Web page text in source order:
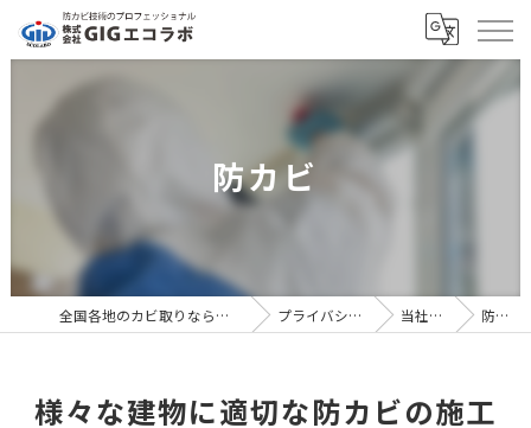
防カビ
全国各地のカビ取りなら株式会社GIGエコラボ プライバシーポリシー 当社の特徴 防カビ
様々な建物に適切な防カビの施工